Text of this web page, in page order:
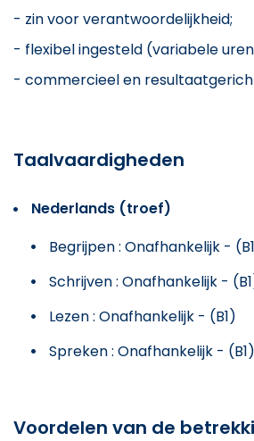
- zin voor verantwoordelijkheid;
- flexibel ingesteld (variabele
- commercieel en
Taalvaardigheden
Nederlands (troef)
Begrijpen : Onafhankelijk -
Schrijven : Onafhankelijk -
Lezen : Onafhankelijk - (B1)
Spreken : Onafhankelijk - (B1)
Voordelen van de